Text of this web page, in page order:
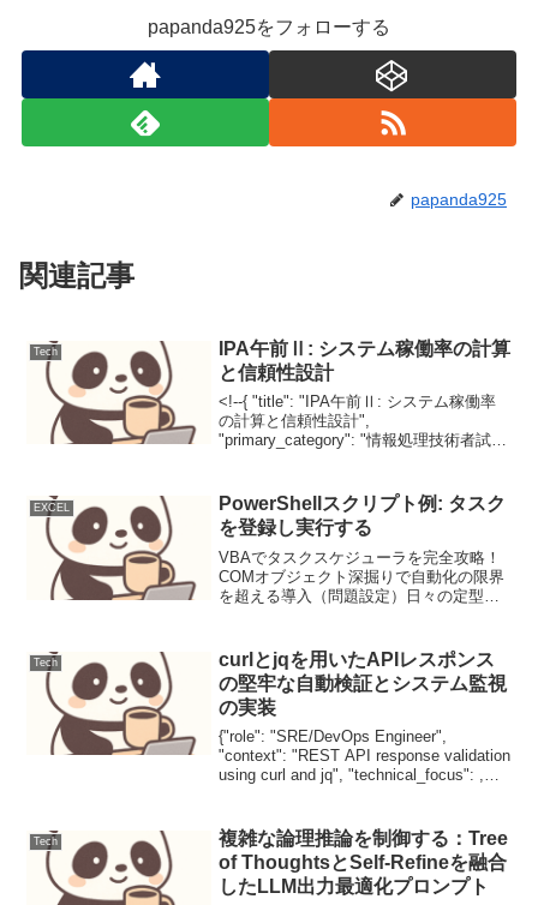
papanda925をフォローする
papanda925
関連記事
Tech
IPA午前Ⅱ: システム稼働率の計算
と信頼性設計
<!--{ "title": "IPA午前Ⅱ: システム稼働率
の計算と信頼性設計",
"primary_category": "情報処理技術者試
EXCEL
PowerShellスクリプト例: タスク
を登録し実行する
VBAでタスクスケジューラを完全攻略！
COMオブジェクト深掘りで自動化の限界
を超える導入（問題設定）日々の定型業
なツールですが、その自動化にはある種
の制約がつ...
Tech
curlとjqを用いたAPIレスポンス
の堅牢な自動検証とシステム監視
の実装
{"role": "SRE/DevOps Engineer",
"context": "REST API response validation
using curl and jq", "technical_focus": ,
Tech
複雑な論理推論を制御する：Tree
of ThoughtsとSelf-Refineを融合
したLLM出力最適化プロンプト